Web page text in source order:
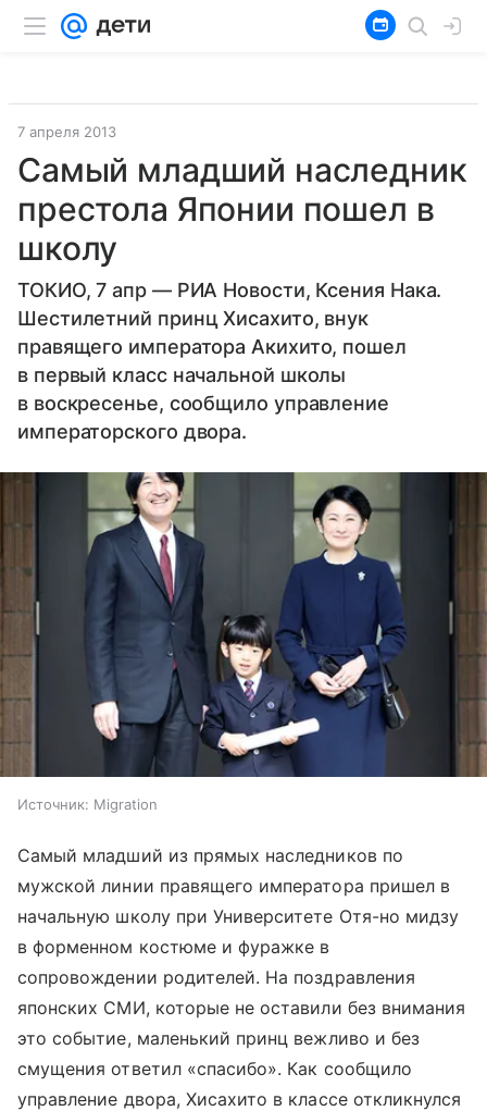
7 апреля 2013
Самый младший наследник
престола Японии пошел в
школу
ТОКИО, 7 апр — РИА Новости, Ксения Нака.
Шестилетний принц Хисахито, внук
правящего императора Акихито, пошел
в первый класс начальной школы
в воскресенье, сообщило управление
императорского двора.
Источник: Migration
Самый младший из прямых наследников по
мужской линии правящего императора пришел в
начальную школу при Университете Отя-но мидзу
в форменном костюме и фуражке в
сопровождении родителей. На поздравления
японских СМИ, которые не оставили без внимания
это событие, маленький принц вежливо и без
смущения ответил «спасибо». Как сообщило
управление двора, Хисахито в классе откликнулся